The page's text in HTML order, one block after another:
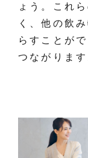
ょう。これ
く、他の飲
らすことが
つながります